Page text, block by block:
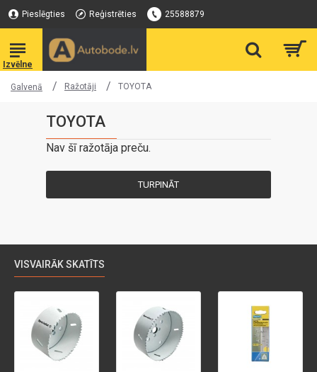
Pieslēgties Reģistrēties 25588879
Galvenā Ražotāji TOYOTA
TOYOTA
Nav šī ražotāja preču.
TURPINĀT
VISVAIRĀK SKATĪTS